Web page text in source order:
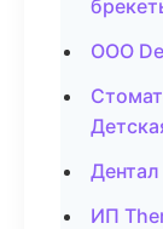
ООО
ИП